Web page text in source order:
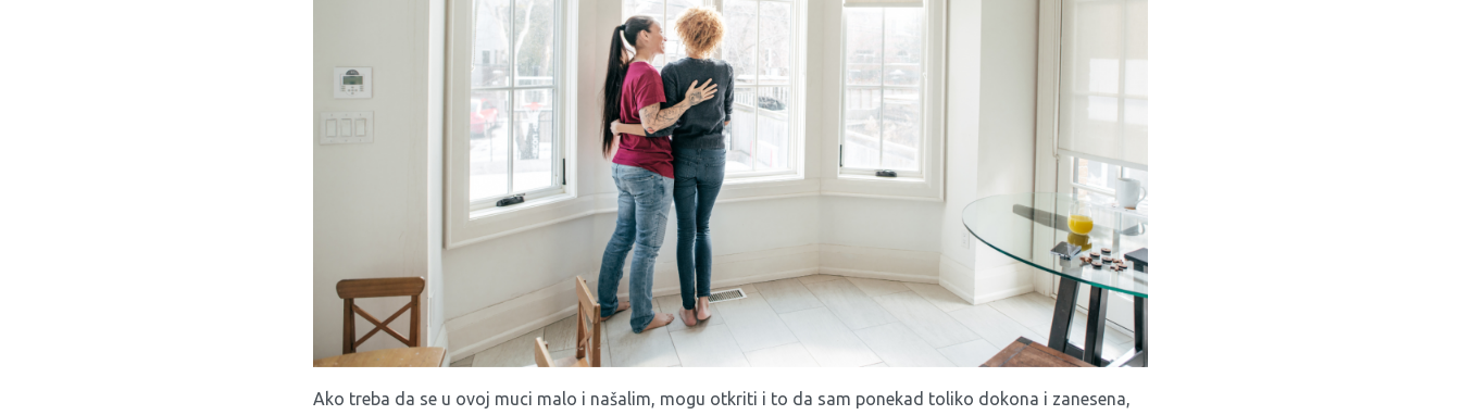
Ako treba da se u ovoj muci malo i našalim, mogu otkriti i to da sam ponekad toliko dokona i zanesena,